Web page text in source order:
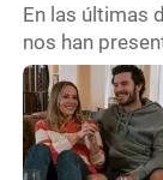
En las últimas
nos han
mayoría,
tantas que, de
Pero,
romper ese